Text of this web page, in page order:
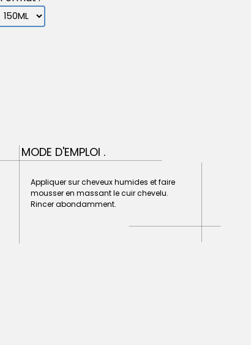
MODE D'EMPLOI .
Appliquer sur cheveux humides et faire
mousser en massant le cuir chevelu.
Rincer abondamment.